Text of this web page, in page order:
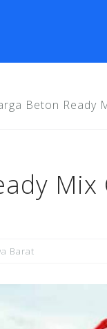
Beton Ready
Barat